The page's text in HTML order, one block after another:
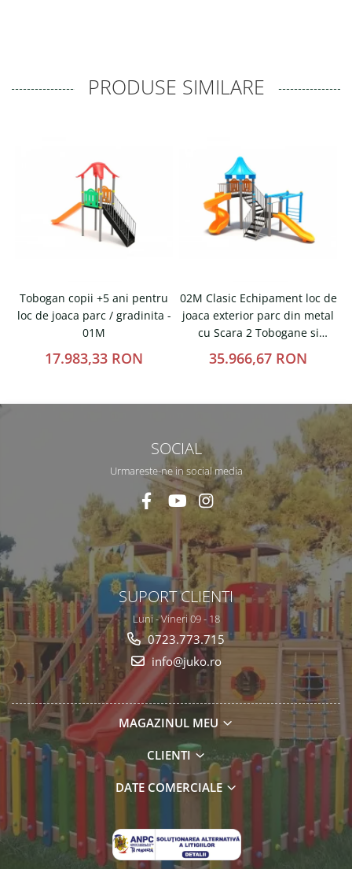
PRODUSE SIMILARE
Tobogan copii +5 ani pentru
loc de joaca parc / gradinita -
01M
17.983,33 RON
02M Clasic Echipament loc de
joaca exterior parc din metal
cu Scara 2 Tobogane si
Cataratoare
35.966,67 RON
SOCIAL
Urmareste-ne in social media
SUPORT CLIENTI
Luni - Vineri 09 - 18
0723.773.715
info@juko.ro
MAGAZINUL MEU
CLIENTI
DATE COMERCIALE